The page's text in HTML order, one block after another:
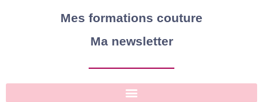
Mes formations couture
Ma newsletter